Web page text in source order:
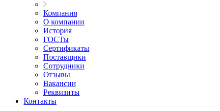
Компания
О компании
История
ГОСТы
Сертификаты
Поставщики
Сотрудники
Отзывы
Вакансии
Реквизиты
Контакты